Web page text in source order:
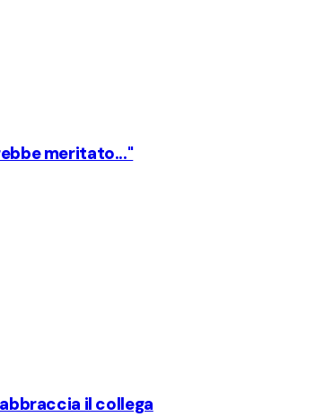
meritato..."
il collega